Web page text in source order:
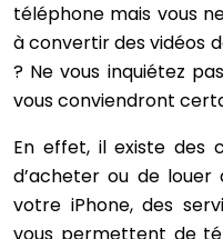
téléphone mais vous
à convertir des vidéos
? Ne vous inquiétez
vous conviendront
En effet, il existe des
d’acheter ou de
votre iPhone, des